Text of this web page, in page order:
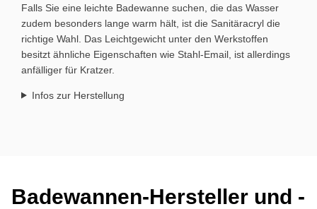
Falls Sie eine leichte Bade­wanne suchen, die das Wasser
zudem be­sonders lange warm hält, ist die Sanitäracryl die
richtige Wahl. Das Leicht­gewicht unter den Werkstoffen
besitzt ähnliche Eigen­schaften wie Stahl-Email, ist allerdings
anfälliger für Kratzer.
Infos zur Herstellung
Ba­de­wan­nen-Her­stel­ler und -